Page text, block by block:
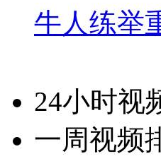
牛人练举
24小时视
一周视频